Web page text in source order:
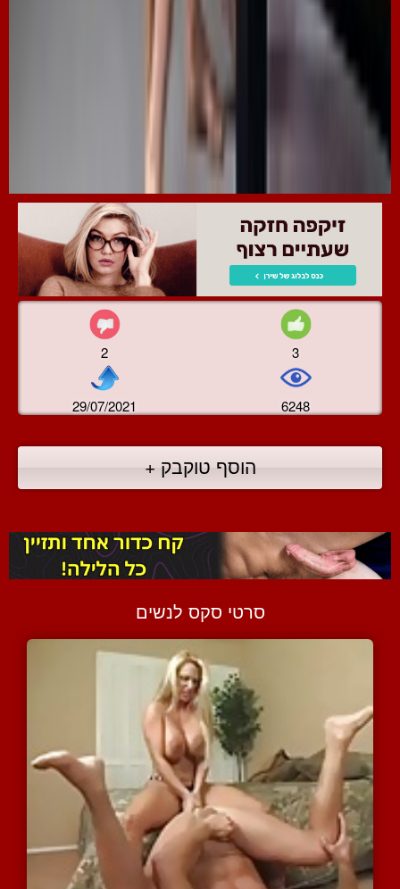
2 3
29/07/2021 6248
הוסף טוקבק +
סרטי סקס לנשים